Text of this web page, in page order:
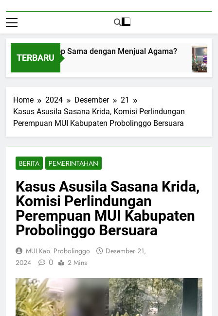
TERBARU
Amplop Sama dengan Menjual Agama?
1, 2026
Home 2024 Desember
21
Kasus Asusila Sasana Krida, Komisi Perlindungan
Perempuan MUI Kabupaten Probolinggo Bersuara
BERITA PEMERINTAHAN
Kasus Asusila Sasana Krida,
Komisi Perlindungan
Perempuan MUI Kabupaten
Probolinggo Bersuara
MUI Kab. Probolinggo
Desember 21,
2024
0 2 Mins